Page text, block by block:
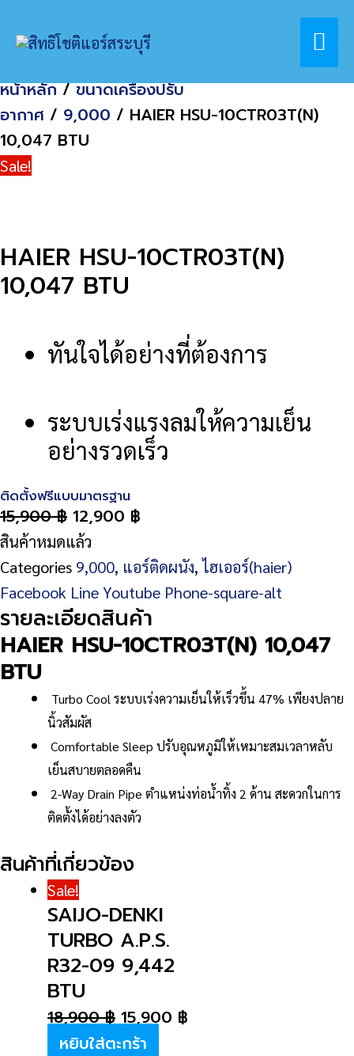
Home
สินค้า
HAIER HSU-10CTR03T(N) 10,047 BTU
หน้าหลัก/ขนาดเครื่องปรับ
อากาศ / 9,000 / HAIER HSU-10CTR03T(N)
10,047 BTU
Sale!
HAIER HSU-10CTR03T(N)
10,047 BTU
ทันใจได้อย่างที่ต้องการ
ระบบเร่งแรงลมให้ความเย็น
อย่างรวดเร็ว
ติดตั้งฟรีแบบมาตรฐาน
15,900฿ 12,900 ฿
สินค้าหมดแล้ว
Categories 9,000, แอร์ติดผนัง,ไฮเออร์(haier)
Facebook LineYoutube Phone-square-alt
รายละเอียดสินค้า
HAIER HSU-10CTR03T(N) 10,047
BTU
Turbo Cool ระบบเร่งความเย็นให้เร็วขึ้น 47% เพียงปลาย
นิ้วสัมผัส
Comfortable Sleep ปรับอุณหภูมิให้เหมาะสมเวลาหลับ
เย็นสบายตลอดคืน
2-Way Drain Pipe ตำแหน่งท่อน้ำทิ้ง 2 ด้าน สะดวกในการ
ติดตั้งได้อย่างลงตัว
สินค้าที่เกี่ยวข้อง
Sale!
SAIJO-DENKI
TURBO A.P.S.
R32-09 9,442
BTU
18,900฿ 15,900 ฿
หยิบใส่ตะกร้า